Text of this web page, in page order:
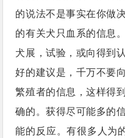
的说法不是事实在你做
的有关犬只血系的信息
犬展，试验，或向得到
好的建议是，千万不要
繁殖者的信息，这样得
确的。获得尽可能多的
能的反应。有很多人为